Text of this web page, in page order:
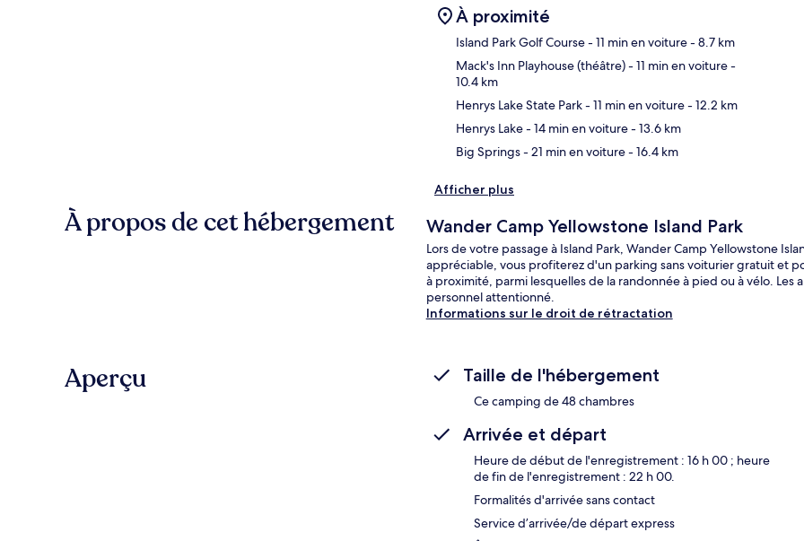
À proximité
Island Park Golf Course- 11 min en voiture- 8.7 km
Mack's Inn Playhouse (théâtre)- 11 min en voiture-
10.4 km
Henrys Lake State Park- 11 min en voiture- 12.2 km
Henrys Lake- 14 min en voiture- 13.6 km
Big Springs- 21 min en voiture- 16.4 km
Afficher plus
À propos de cet hébergement Wander Camp Yellowstone Island Park
Lors de votre passage à Island Park, Wander Camp Yellowstone
appréciable, vous profiterez d'un parking sans voiturier gratuit et
à proximité, parmi lesquelles de la randonnée à pied ou à vélo.
personnel attentionné.
Informations sur le droit de rétractation
Aperçu Taille de l'hébergement
Ce camping de 48 chambres
Arrivée et départ
Heure de début de l'enregistrement : 16 h 00 ; heure
de fin de l'enregistrement : 22 h 00.
Formalités d'arrivée sans contact
Service d’arrivée/de départ express